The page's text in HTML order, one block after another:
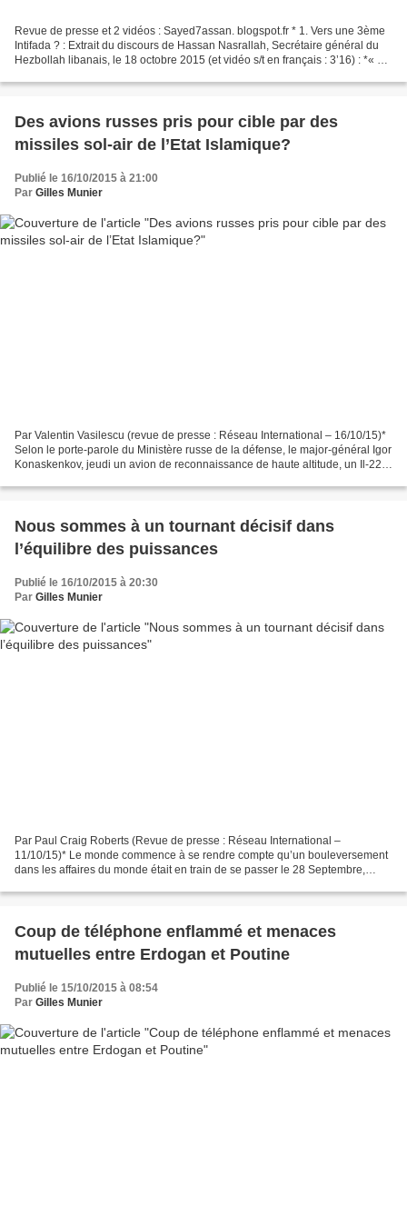
Revue de presse et 2 vidéos : Sayed7assan. blogspot.fr * 1. Vers une 3ème
Intifada ? : Extrait du discours de Hassan Nasrallah, Secrétaire général du
Hezbollah libanais, le 18 octobre 2015 (et vidéo s/t en français : 3’16) : *« La
Des avions russes pris pour cible par des
missiles sol-air de l’Etat Islamique?
Publié le 16/10/2015 à 21:00
Par Gilles Munier
Par Valentin Vasilescu (revue de presse : Réseau International – 16/10/15)*
Selon le porte-parole du Ministère russe de la défense, le major-général Igor
Konaskenkov, jeudi un avion de reconnaissance de haute altitude, un Il-22
Nous sommes à un tournant décisif dans
l’équilibre des puissances
Publié le 16/10/2015 à 20:30
Par Gilles Munier
Par Paul Craig Roberts (Revue de presse : Réseau International –
11/10/15)* Le monde commence à se rendre compte qu’un bouleversement
dans les affaires du monde était en train de se passer le 28 Septembre,
Coup de téléphone enflammé et menaces
mutuelles entre Erdogan et Poutine
Publié le 15/10/2015 à 08:54
Par Gilles Munier